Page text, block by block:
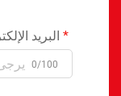
البريد
0/100